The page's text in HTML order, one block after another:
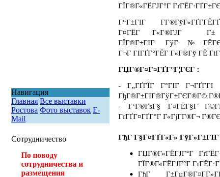
Навигация
Главная Все выставки
Ростова Фото выставок E-
Mail
Сотрудничество
По поводу
сотрудничества и
размещения
ГЇГ®Г«ГЁГЈГ°Г
Г“Г±ГІГ
Г¤ГЁГ Г«Г®ГЈГ Г±
ГЇГ®Г±ГІГ
Г¬Г ГІГҐГ°ГЁГ Г«Г®Гў ГЁ
ГЏГ®Г¤Г¤ГҐГ°Г¦ГЄГ :
- Г„ГҐГЇГ Г°ГІГ Г¬ГҐГ­ГІ
ГђГ®Г±ГІГ®ГўГ±ГЄГ®Г©
- Г‘Г®ГѕГ§ Г¤ГЁГ§Г
ГґГҐГ¤ГҐГ°Г Г«ГјГ­Г®Г¬
ГђГ Г§Г¤ГҐГ«Г»
ГЏГ®Г«ГЁГЈГ°Г
ГЇГ®Г«ГЁГЈГ°Г
ГђГ